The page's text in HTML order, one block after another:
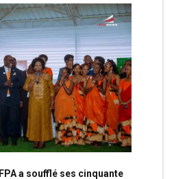
a soufflé ses cinquante